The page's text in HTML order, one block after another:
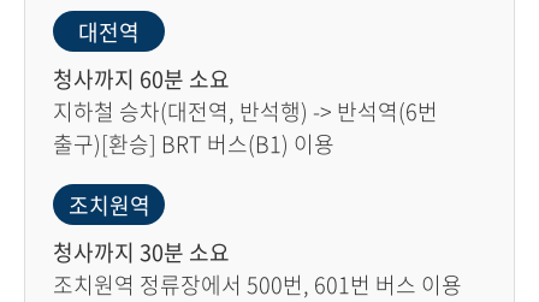
대전역
청사까지 60분 소요
지하철 승차(대전역, 반석행) -> 반석역(6번
출구)[환승] BRT 버스(B1) 이용
조치원역
청사까지 30분 소요
조치원역 정류장에서 500번, 601번 버스 이용